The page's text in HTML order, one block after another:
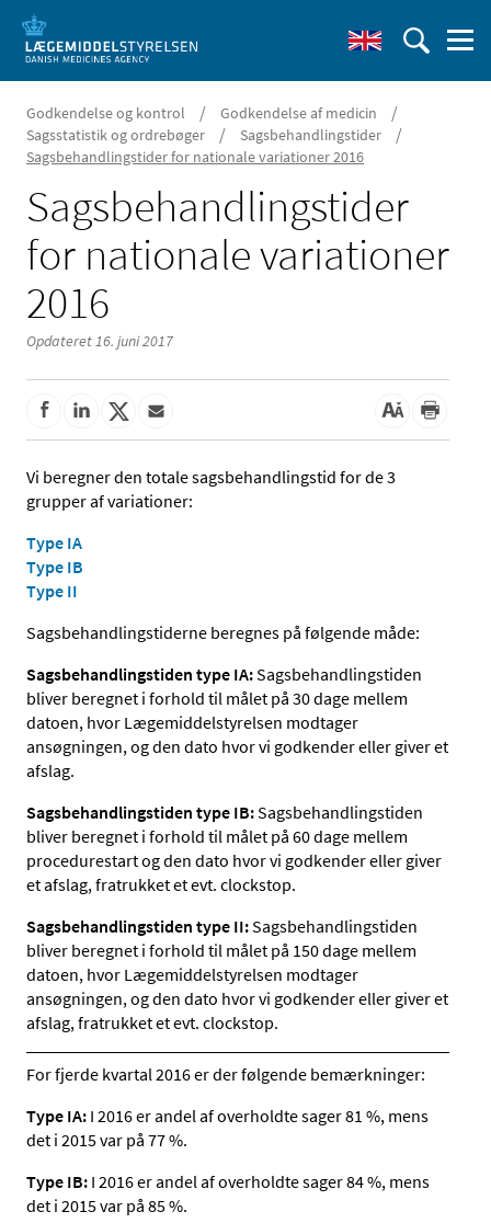
Godkendelse og kontrol / Godkendelse af medicin /
Sagsstatistik og ordrebøger / Sagsbehandlingstider /
Sagsbehandlingstider for nationale variationer 2016
Sagsbehandlings­tider
for nationale variationer
2016
Opdateret 16. juni 2017
Vi beregner den totale sagsbehandlingstid for de 3
grupper af variationer:
Type IA
Type IB
Type II
Sagsbehandlingstiderne beregnes på følgende måde:
Sagsbehandlingstiden type IA:Sagsbehandlingstiden
bliver beregnet i forhold til målet på 30 dage mellem
datoen, hvor Lægemiddelstyrelsen modtager
ansøgningen, og den dato hvor vi godkender eller giver et
afslag.
Sagsbehandlingstiden type IB:Sagsbehandlingstiden
bliver beregnet i forhold til målet på 60 dage mellem
procedurestart og den dato hvor vi godkender eller giver
et afslag, fratrukket et evt. clockstop.
Sagsbehandlingstiden type II:Sagsbehandlingstiden
bliver beregnet i forhold til målet på 150 dage mellem
datoen, hvor Lægemiddelstyrelsen modtager
ansøgningen, og den dato hvor vi godkender eller giver et
afslag, fratrukket et evt. clockstop.
For fjerde kvartal 2016 er der følgende bemærkninger:
Type IA: I 2016 er andel af overholdte sager 81 %, mens
det i 2015 var på 77 %.
Type IB: I 2016 er andel af overholdte sager 84 %, mens
det i 2015 var på 85 %.